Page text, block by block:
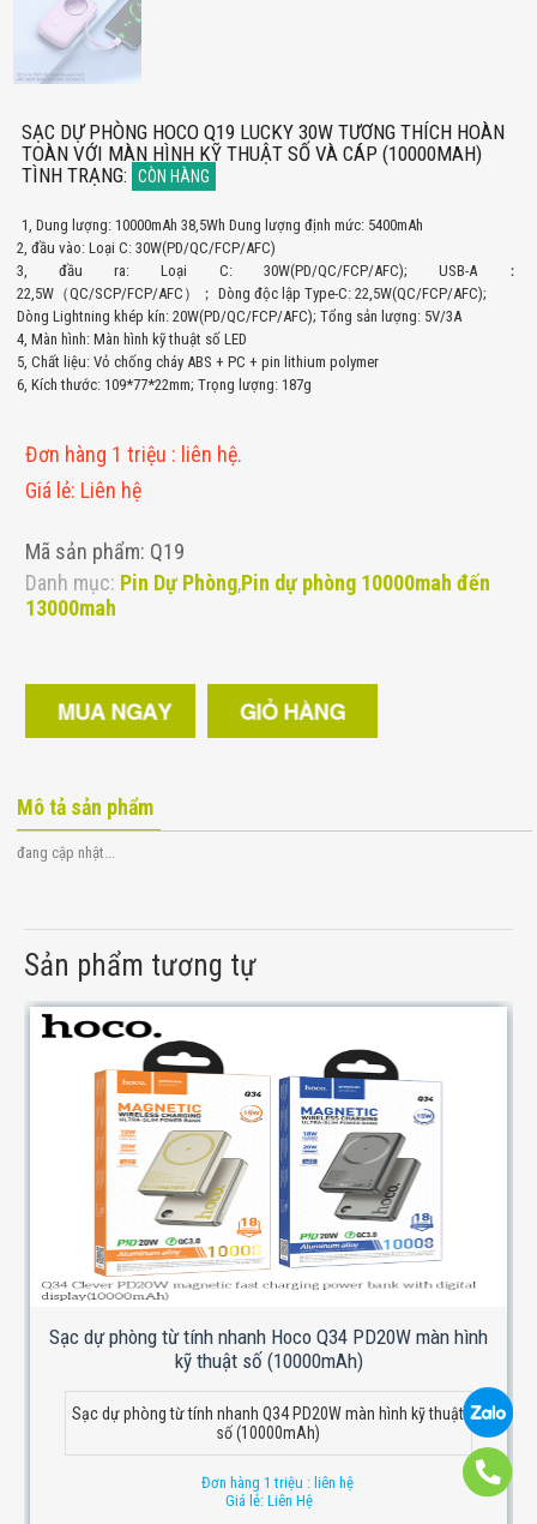
SẠC DỰ PHÒNG HOCO Q19 LUCKY 30W TƯƠNG THÍCH HOÀN
TOÀN VỚI MÀN HÌNH KỸ THUẬT SỐ VÀ CÁP (10000MAH)
TÌNH TRẠNG: CÒN HÀNG
1, Dung lượng: 10000mAh 38,5Wh Dung lượng định mức: 5400mAh
2, đầu vào: Loại C: 30W(PD/QC/FCP/AFC)
3, đầu ra: Loại C: 30W(PD/QC/FCP/AFC); USB-A：
22,5W（QC/SCP/FCP/AFC）； Dòng độc lập Type-C: 22,5W(QC/FCP/AFC);
Dòng Lightning khép kín: 20W(PD/QC/FCP/AFC); Tổng sản lượng: 5V/3A
4, Màn hình: Màn hình kỹ thuật số LED
5, Chất liệu: Vỏ chống cháy ABS + PC + pin lithium polymer
6, Kích thước: 109*77*22mm; Trọng lượng: 187g
Đơn hàng 1 triệu : liên hệ.
Giá lẻ: Liên hệ
Mã sản phẩm: Q19
Danh mục: Pin Dự Phòng,Pin dự phòng 10000mah đến
13000mah
Mô tả sản phẩm
đang cập nhật...
Sản phẩm tương tự
Sạc dự phòng từ tính nhanh Hoco Q34 PD20W màn hình
kỹ thuật số (10000mAh)
Sạc dự phòng từ tính nhanh Q34 PD20W màn hình kỹ thuật
số (10000mAh)
Đơn hàng 1 triệu : liên hệ
Giá lẻ: Liên Hệ